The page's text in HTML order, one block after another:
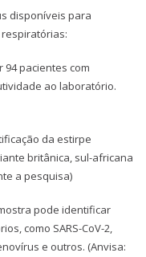
disponíveis para
respiratórias:
94 pacientes com
ao laboratório.
da estirpe
britânica, sul-africana
a pesquisa)
pode identificar
como SARS-CoV-2,
e outros. (Anvisa: